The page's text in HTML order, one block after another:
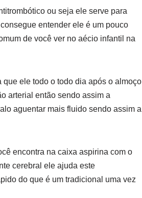
ou seja ele serve para
entender ele é um pouco
de você ver no aécio infantil na
ele todo o todo dia após o almoço
arterial então sendo assim a
aguentar mais fluido sendo assim a
encontra na caixa aspirina com o
cerebral ele ajuda este
do que é um tradicional uma vez